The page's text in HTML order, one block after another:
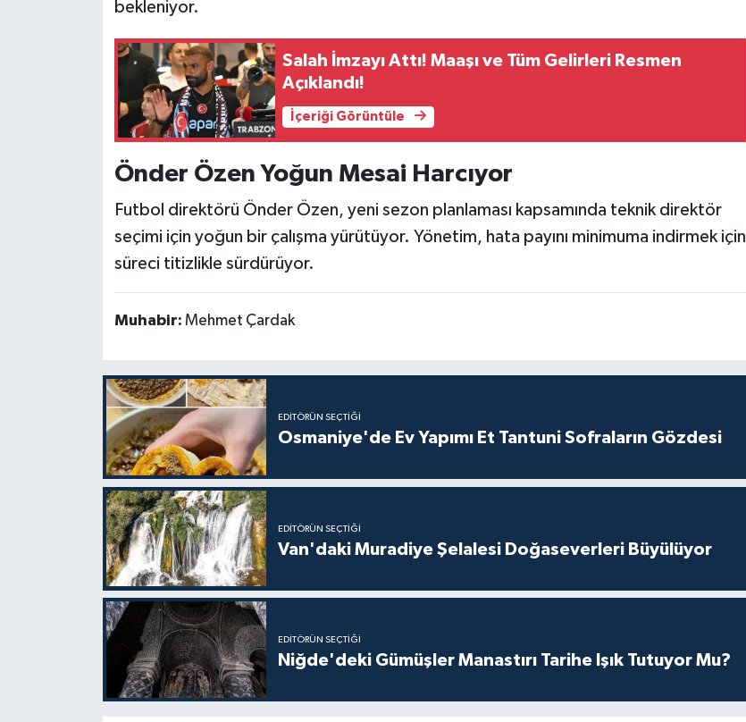
bekleniyor.
Salah İmzayı Attı! Maaşı ve Tüm Gelirleri Resmen
Açıklandı!
İçeriği Görüntüle
Önder Özen Yoğun Mesai Harcıyor
Futbol direktörü Önder Özen, yeni sezon planlaması kapsamında teknik direktör
seçimi için yoğun bir çalışma yürütüyor. Yönetim, hata payını minimuma indirmek için
süreci titizlikle sürdürüyor.
Muhabir: Mehmet Çardak
EDITÖRÜN SEÇTIĞI
Osmaniye'de Ev Yapımı Et Tantuni Sofraların Gözdesi
EDITÖRÜN SEÇTIĞI
Van'daki Muradiye Şelalesi Doğaseverleri Büyülüyor
EDITÖRÜN SEÇTIĞI
Niğde'deki Gümüşler Manastırı Tarihe Işık Tutuyor Mu?